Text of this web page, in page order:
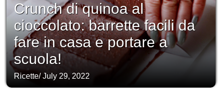
Crunch di quinoa al
cioccolato: barrette facili da
fare in casa e portare a
scuola!
Ricette/July 29, 2022